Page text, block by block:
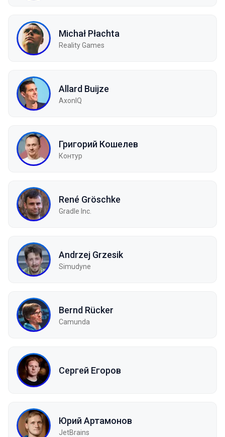
Michał Płachta
Reality Games
Allard Buijze
AxonIQ
Григорий Кошелев
Контур
René Gröschke
Gradle Inc.
Andrzej Grzesik
Simudyne
Bernd Rücker
Camunda
Сергей Егоров
Юрий Артамонов
JetBrains